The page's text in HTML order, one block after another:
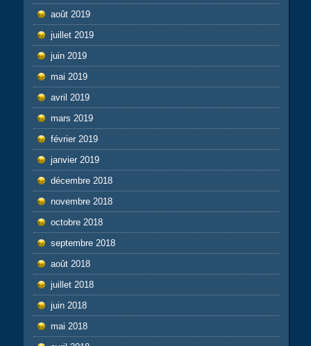
août 2019
juillet 2019
juin 2019
mai 2019
avril 2019
mars 2019
février 2019
janvier 2019
décembre 2018
novembre 2018
octobre 2018
septembre 2018
août 2018
juillet 2018
juin 2018
mai 2018